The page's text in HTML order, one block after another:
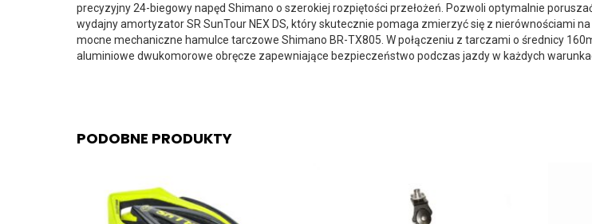
precyzyjny 24-biegowy napęd Shimano o szerokiej rozpiętości przełożeń. Pozwoli optymalnie
wydajny amortyzator SR SunTour NEX DS, który skutecznie pomaga zmierzyć się z nierównościami
mocne mechaniczne hamulce tarczowe Shimano BR-TX805. W połączeniu z tarczami o średnicy
aluminiowe dwukomorowe obręcze zapewniające bezpieczeństwo podczas jazdy w każdych
PODOBNE PRODUKTY